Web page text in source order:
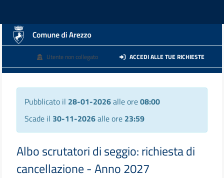
Utente non collegato ACCEDI ALLE TUE RICHIESTE
Pubblicato il 28-01-2026alle ore08:00
Scade il 30-11-2026alle ore 23:59
Albo scrutatori di seggio: richiesta di
cancellazione - Anno 2027